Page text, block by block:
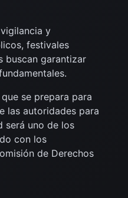
y
festivales
buscan garantizar
se prepara para
las autoridades para
será uno de los
con los
de Derechos